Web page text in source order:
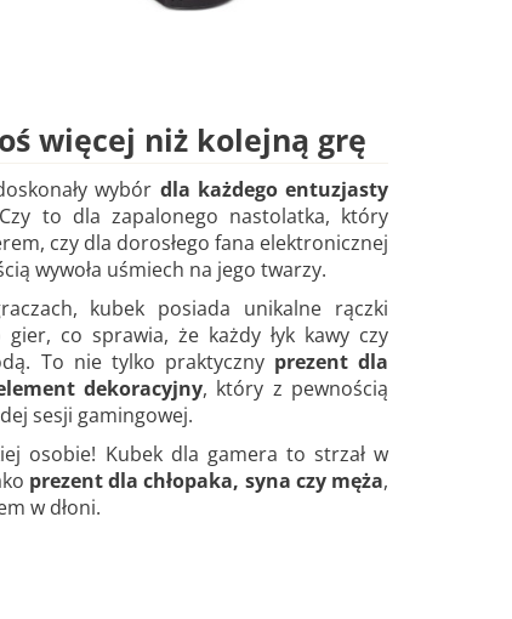
więcej niż kolejną grę
wybór dla każdego entuzjasty
to dla zapalonego nastolatka, który
czy dla dorosłego fana elektronicznej
wywoła uśmiech na jego twarzy.
kubek posiada unikalne rączki
co sprawia, że każdy łyk kawy czy
To nie tylko praktyczny prezent dla
dekoracyjny, który z pewnością
sesji gamingowej.
osobie! Kubek dla gamera to strzał w
prezent dla chłopaka, syna czy męża,
w dłoni.